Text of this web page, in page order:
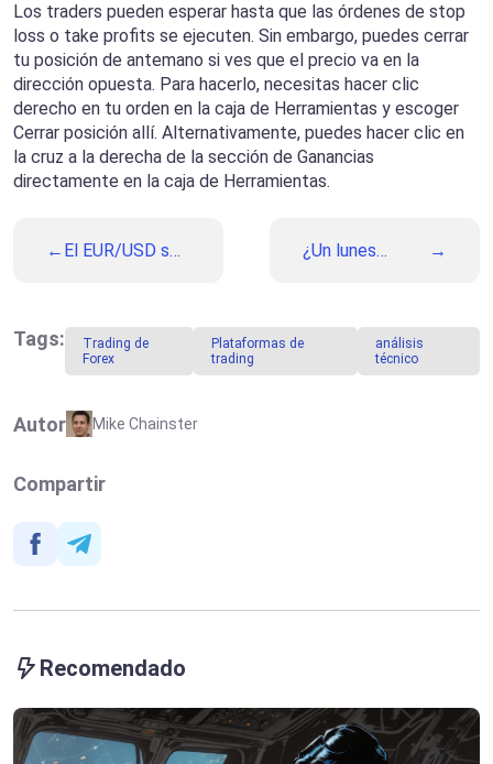
Los traders pueden esperar hasta que las órdenes de stop
loss o take profits se ejecuten. Sin embargo, puedes cerrar
tu posición de antemano si ves que el precio va en la
dirección opuesta. Para hacerlo, necesitas hacer clic
derecho en tu orden en la caja de Herramientas y escoger
Cerrar posición allí. Alternativamente, puedes hacer clic en
la cruz a la derecha de la sección de Ganancias
directamente en la caja de Herramientas.
El EUR/USD se
macroeconómicos
clave de la
Eurozona y
¿Un lunes
economías esta
Tags:
Trading de
Forex
Plataformas de
trading
análisis
técnico
Autor Mike Chainster
Compartir
Recomendado